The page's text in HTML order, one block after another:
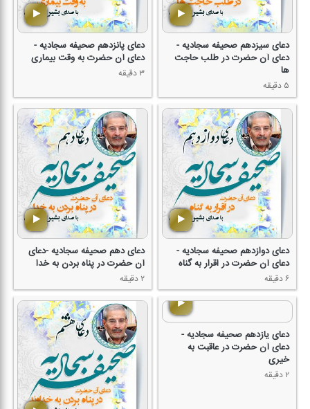
دعای سیزدهم صحیفه سجادیه -
دعای آن حضرت در طلب حاجت
ها
۵ دقیقه
دعای پانزدهم صحیفه سجادیه -
دعای آن حضرت به وقت بیماری
۳ دقیقه
دعای دوازدهم صحیفه سجادیه -
دعای آن حضرت در اقرار به گناه
۶ دقیقه
دعای دهم صحیفه سجادیه -دعای
آن حضرت در پناه بردن به خدا
۲ دقیقه
دعای یازدهم صحیفه سجادیه -
دعای آن حضرت در عاقبت به
خیری
۲ دقیقه